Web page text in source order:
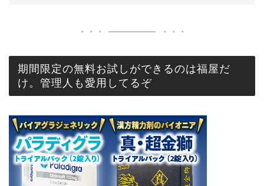
期間限定の無料お試しができるのは福屋だ
け。管理人も愛用してるぞ